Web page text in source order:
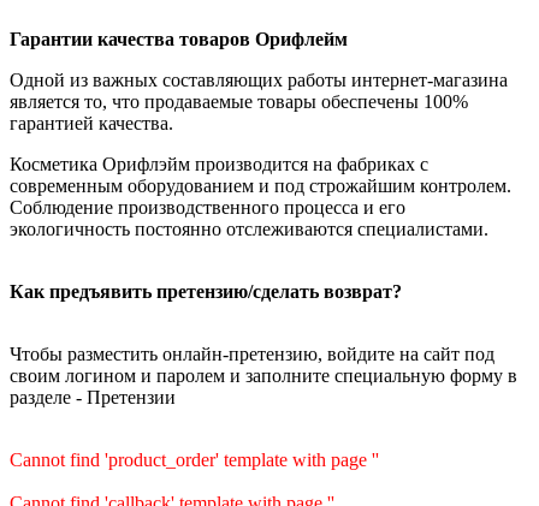
Гарантии качества товаров Орифлейм
Одной из важных составляющих работы интернет-магазина
является то, что продаваемые товары обеспечены 100%
гарантией качества.
Косметика Орифлэйм производится на фабриках с
современным оборудованием и под строжайшим контролем.
Соблюдение производственного процесса и его
экологичность постоянно отслеживаются специалистами.
Как предъявить претензию/сделать возврат?
Чтобы разместить онлайн-претензию, войдите на сайт под
своим логином и паролем и заполните специальную форму в
разделе - Претензии
Cannot find 'product_order' template with page ''